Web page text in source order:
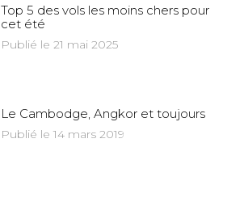
Top 5 des vols les moins chers pour
cet été
Publié le 21 mai 2025
Le Cambodge, Angkor et toujours
Publié le 14 mars 2019